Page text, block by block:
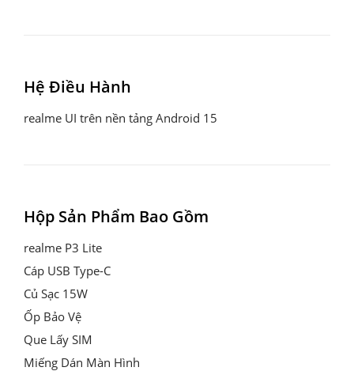
Hệ Điều Hành
realme UI trên nền tảng Android 15
Hộp Sản Phẩm Bao Gồm
realme P3 Lite
Cáp USB Type-C
Củ Sạc 15W
Ốp Bảo Vệ
Que Lấy SIM
Miếng Dán Màn Hình